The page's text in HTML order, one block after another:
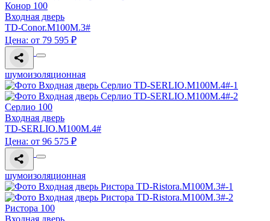
Конор 100
Входная дверь
TD-Conor.M100M.3#
Цена: от 79 595 ₽
шумоизоляционная
Серлио 100
Входная дверь
TD-SERLIO.M100M.4#
Цена: от 96 575 ₽
шумоизоляционная
Ристора 100